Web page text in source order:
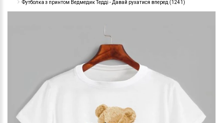
Футболка з принтом Ведмедик Тедді - Давай рухатися вперед (1241)